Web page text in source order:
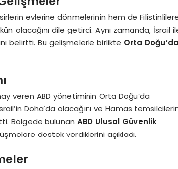
evlerine dönmelerinin hem de Filistinlilere
olacağını dile getirdi. Aynı zamanda, İsrail
belirtti. Bu gelişmelerle birlikte Orta Doğu’da
veren ABD yönetiminin Orta Doğu’da
Doha’da olacağını ve Hamas
Bölgede bulunan ABD Ulusal Güvenlik
destek verdiklerini açıkladı.